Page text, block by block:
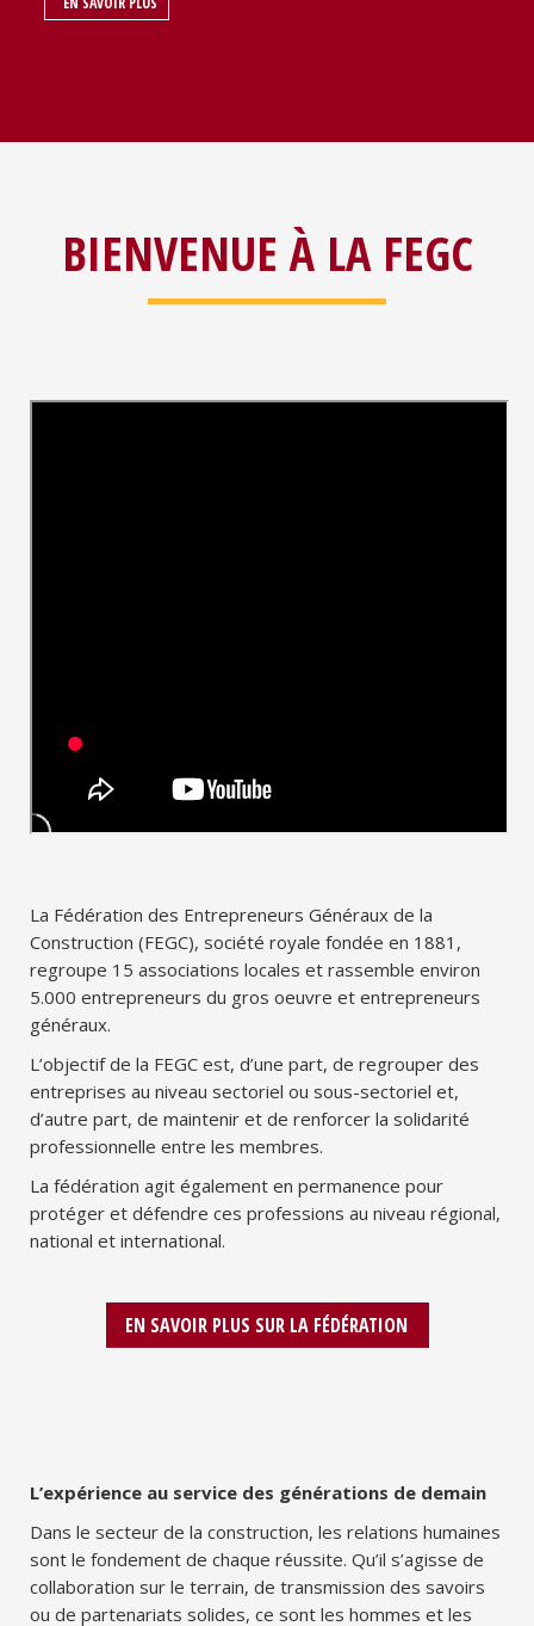
BIENVENUE À LA FEGC
La Fédération des Entrepreneurs Généraux de la
Construction (FEGC), société royale fondée en 1881,
regroupe 15 associations locales et rassemble environ
5.000 entrepreneurs du gros oeuvre et entrepreneurs
généraux.
L’objectif de la FEGC est, d’une part, de regrouper des
entreprises au niveau sectoriel ou sous-sectoriel et,
d’autre part, de maintenir et de renforcer la solidarité
professionnelle entre les membres.
La fédération agit également en permanence pour
protéger et défendre ces professions au niveau régional,
national et international.
EN SAVOIR PLUS SUR LA FÉDÉRATION
L’expérience au service des générations de demain
Dans le secteur de la construction, les relations humaines
sont le fondement de chaque réussite. Qu’il s’agisse de
collaboration sur le terrain, de transmission des savoirs
ou de partenariats solides, ce sont les hommes et les